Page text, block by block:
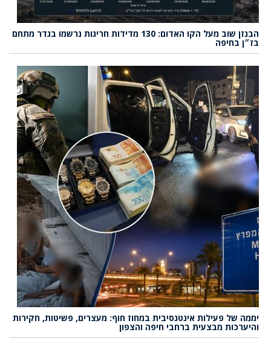
הבנזן שוב מעל הקו האדום: 130 מדידות חריגות נרשמו בגדר מתחם
בז״ן בחיפה
יממה של פעילות אינטנסיבית במחוז חוף: מעצרים, פשיטות, חקירות
והיערכות מבצעית ברחבי חיפה והצפון